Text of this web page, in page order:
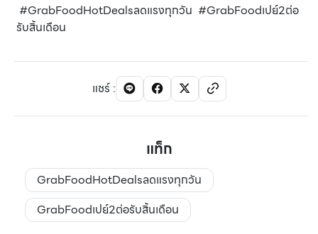
#GrabFoodHotDealsลดแรงทุกวัน #GrabFoodเปย์2ต่อ
รับสิ้นเดือน
แชร์:
แท็ก
GrabFoodHotDealsลดแรงทุกวัน
GrabFoodเปย์2ต่อรับสิ้นเดือน